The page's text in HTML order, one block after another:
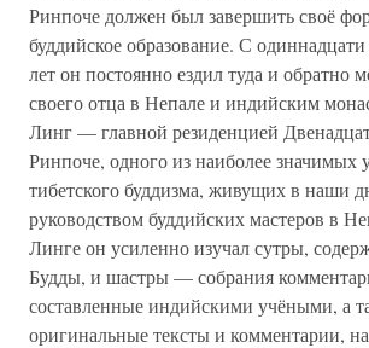
Ринпоче должен был завершить своё
буддийское образование. С
лет он постоянно ездил туда и обратно
своего отца в Непале и индийским
Линг — главной резиденцией
Ринпоче, одного из наиболее значимых
тибетского буддизма, живущих в наши
руководством буддийских мастеров в
Линге он усиленно изучал сутры,
Будды, и шастры — собрания
составленные индийскими учёными, а
оригинальные тексты и комментарии,